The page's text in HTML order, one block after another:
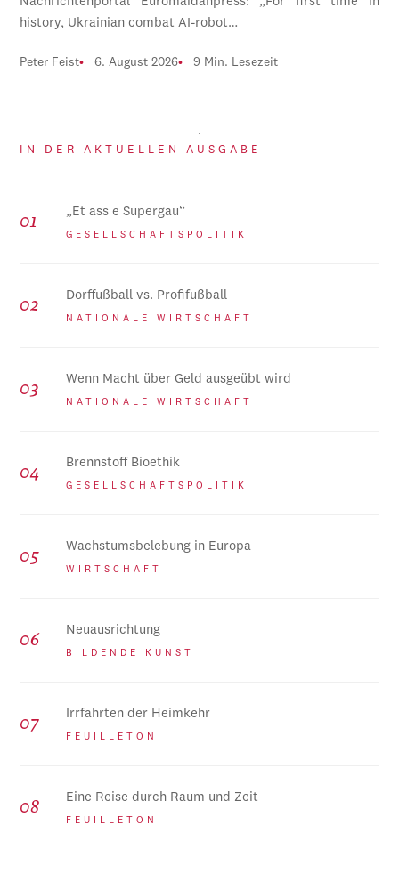
history, Ukrainian combat AI-robot…
Peter Feist 6. August 2026 9 Min. Lesezeit
IN DER AKTUELLEN AUSGABE
„Et ass e Supergau“
GESELLSCHAFTSPOLITIK
Dorffußball vs. Profifußball
NATIONALE WIRTSCHAFT
Wenn Macht über Geld ausgeübt wird
NATIONALE WIRTSCHAFT
Brennstoff Bioethik
GESELLSCHAFTSPOLITIK
Wachstumsbelebung in Europa
WIRTSCHAFT
Neuausrichtung
BILDENDE KUNST
Irrfahrten der Heimkehr
FEUILLETON
Eine Reise durch Raum und Zeit
FEUILLETON